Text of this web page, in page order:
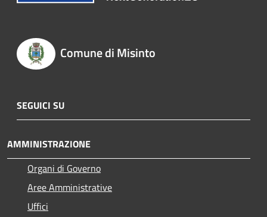
Comune di Misinto
SEGUICI SU
AMMINISTRAZIONE
Organi di Governo
Aree Amministrative
Uffici